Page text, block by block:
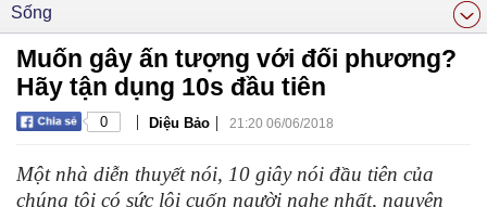
Sống
Muốn gây ấn tượng với đối phương?
Hãy tận dụng 10s đầu tiên
0 | Diệu Bảo | 21:20 06/06/2018
Một nhà diễn thuyết nói, 10 giây nói đầu tiên của
chúng tôi có sức lôi cuốn người nghe nhất, nguyên